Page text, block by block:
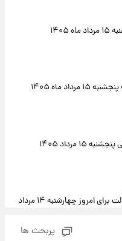
۱۴۰۵
ماه ۱۴۰۵
۱۵ مرداد ۱۴۰۵
ارزش سهام عدالت برای امروز چهارشنبه ۱۴ مرداد
پربحث ها